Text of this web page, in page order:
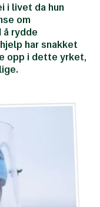
i livet da hun
om
å rydde
har snakket
opp i dette yrket,